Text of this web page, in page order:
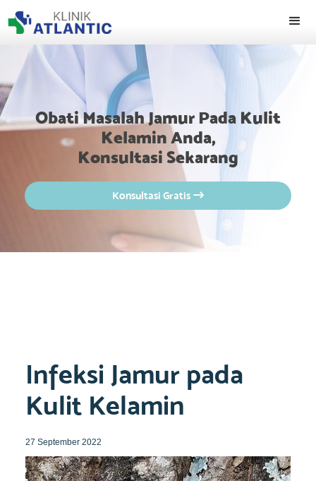
Obati Masalah Jamur Pada Kulit
Kelamin Anda,
Konsultasi Sekarang
Konsultasi Gratis 
Infeksi Jamur pada
Kulit Kelamin
27 September 2022